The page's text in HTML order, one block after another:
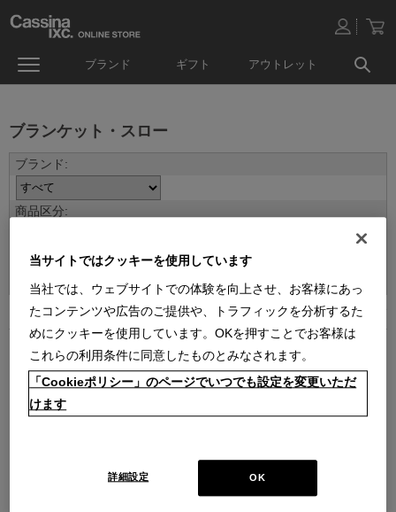
ブランド ギフト アウトレット
ブランケット・スロー
並べ替え：
3件あります
スロー（202 MASTICE）
当サイトではクッキーを使用しています
当社では、ウェブサイトでの体験を向上させ、お客様にあっ
たコンテンツや広告のご提供や、トラフィックを分析するた
めにクッキーを使用しています。OKを押すことでお客様は
これらの利用条件に同意したものとみなされます。
「Cookieポリシー」のページでいつでも設定を変更いただ
けます
OK
詳細設定